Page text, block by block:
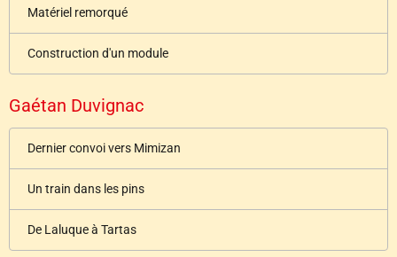
Matériel remorqué
Construction d'un module
Gaétan Duvignac
Dernier convoi vers Mimizan
Un train dans les pins
De Laluque à Tartas